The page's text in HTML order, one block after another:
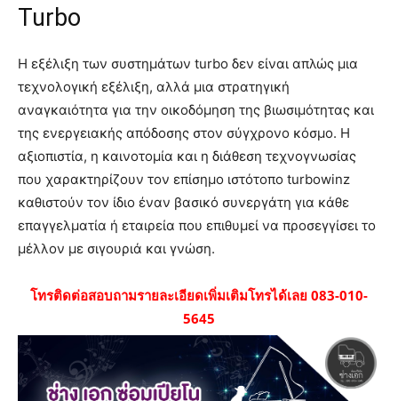
Turbo
Η εξέλιξη των συστημάτων turbo δεν είναι απλώς μια
τεχνολογική εξέλιξη, αλλά μια στρατηγική
αναγκαιότητα για την οικοδόμηση της βιωσιμότητας και
της ενεργειακής απόδοσης στον σύγχρονο κόσμο. Η
αξιοπιστία, η καινοτομία και η διάθεση τεχνογνωσίας
που χαρακτηρίζουν τον επίσημο ιστότοπο turbowinz
καθιστούν τον ίδιο έναν βασικό συνεργάτη για κάθε
επαγγελματία ή εταιρεία που επιθυμεί να προσεγγίσει το
μέλλον με σιγουριά και γνώση.
โทรติดต่อสอบถามรายละเอียดเพิ่มเติมโทรได้เลย 083-010-
5645